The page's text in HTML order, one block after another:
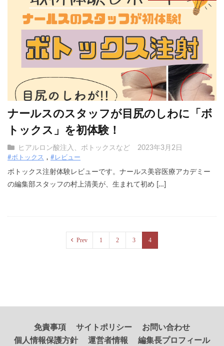
ナールスのスタッフが目尻のしわに「ボ
トックス」を初体験！
ヒアルロン酸注入、ボトックスなど 2023年3月2日
#ボトックス #レビュー
ボトックス注射体験レビューです。ナールス美容医療アカデミー
の編集部スタッフの村上清美が、生まれて初め […]
Prev 1 2 3 4
免責事項 サイトポリシー
お問い合わせ
個人情報保護方針
運営者情報 編集長プロフィール